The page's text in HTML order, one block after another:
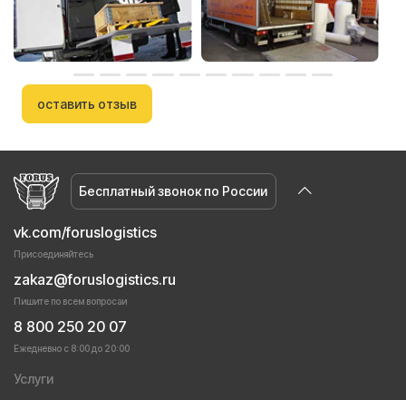
оставить отзыв
Бесплатный звонок по России
vk.com/foruslogistics
Присоединяйтесь
zakaz@foruslogistics.ru
Пишите по всем вопросаи
8 800 250 20 07
Ежедневно с 8:00 до 20:00
Услуги